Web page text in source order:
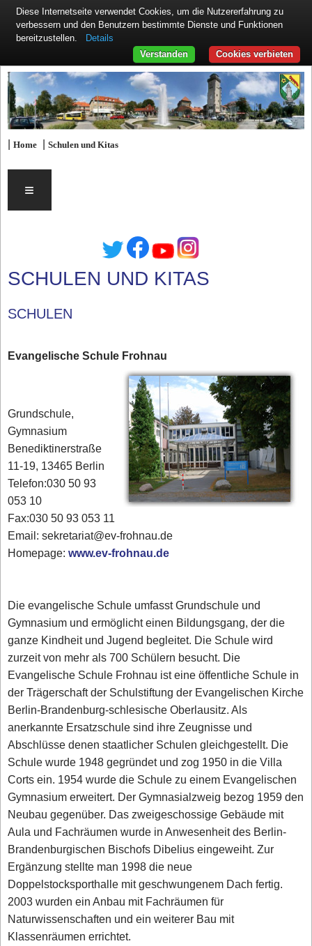
|Home |Schulen und Kitas
≡
SCHULEN UND KITAS
SCHULEN
Evangelische Schule Frohnau
Grundschule,
Gymnasium
Benediktinerstraße
11-19, 13465 Berlin
Telefon:030 50 93
053 10
Fax:030 50 93 053 11
Email: sekretariat@ev-frohnau.de
Homepage:www.ev-frohnau.de
Die evangelische Schule umfasst Grundschule und
Gymnasium und ermöglicht einen Bildungsgang, der die
ganze Kindheit und Jugend begleitet. Die Schule wird
zurzeit von mehr als 700 Schülern besucht. Die
Evangelische Schule Frohnau ist eine öffentliche Schule in
der Trägerschaft der Schulstiftung der Evangelischen Kirche
Berlin-Brandenburg-schlesische Oberlausitz. Als
anerkannte Ersatzschule sind ihre Zeugnisse und
Abschlüsse denen staatlicher Schulen gleichgestellt. Die
Schule wurde 1948 gegründet und zog 1950 in die Villa
Corts ein. 1954 wurde die Schule zu einem Evangelischen
Gymnasium erweitert. Der Gymnasialzweig bezog 1959 den
Neubau gegenüber. Das zweigeschossige Gebäude mit
Aula und Fachräumen wurde in Anwesenheit des Berlin-
Brandenburgischen Bischofs Dibelius eingeweiht. Zur
Ergänzung stellte man 1998 die neue
Doppelstocksporthalle mit geschwungenem Dach fertig.
2003 wurden ein Anbau mit Fachräumen für
Naturwissenschaften und ein weiterer Bau mit
Klassenräumen errichtet.
Diese Internetseite verwendet Cookies, um die Nutzererfahrung zu
verbessern und den Benutzern bestimmte Dienste und Funktionen
bereitzustellen.
Details
Cookies verbieten
Verstanden